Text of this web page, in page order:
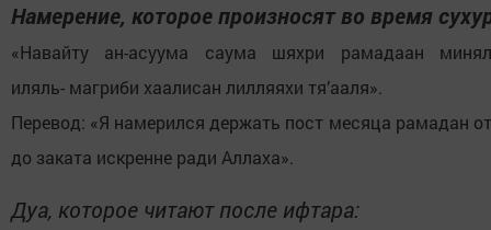
Намерение, которое произносят во время
«Навайту ан-асуума саума шяхри рамадаан
иляль- магриби хаалисан лилляяхи тя’ааля».
Перевод: «Я намерился держать пост месяца рамадан
до заката искренне ради Аллаха».
Дуа, которое читают после ифтара: